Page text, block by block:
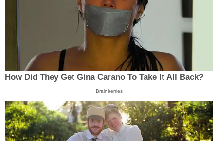
How Did They Get Gina Carano To Take It All Back?
Brainberries